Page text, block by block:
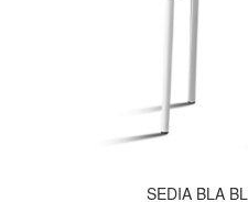
SEDIA BLA